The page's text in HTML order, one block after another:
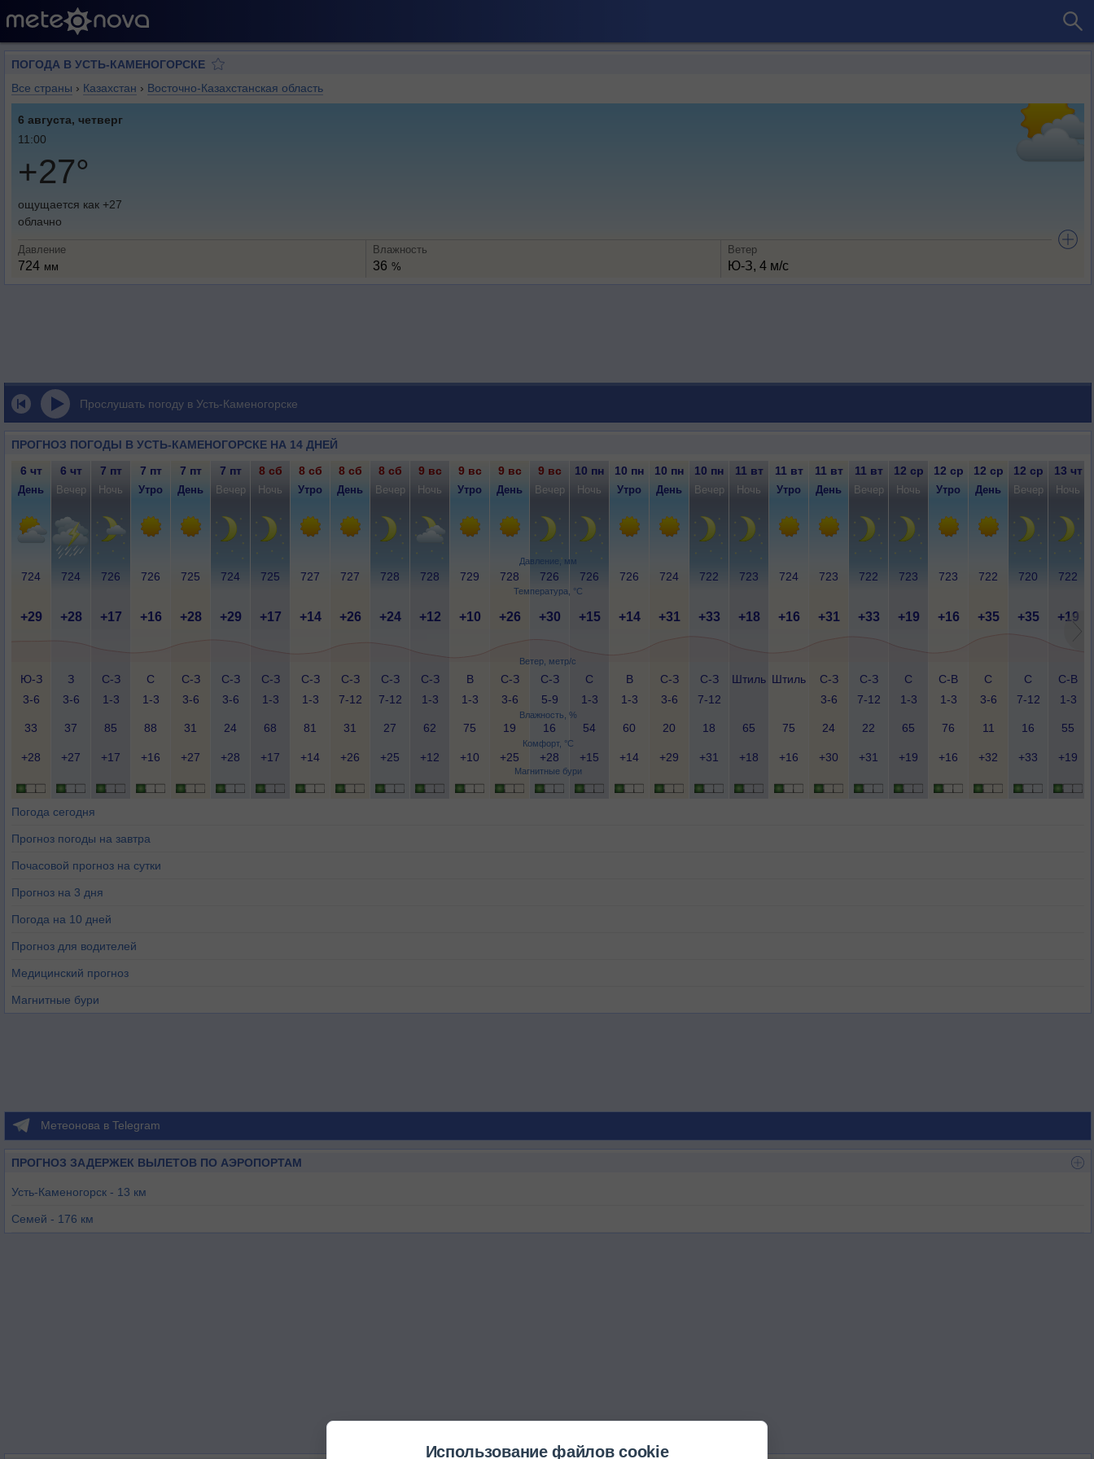
ПОГОДА В УСТЬ-КАМЕНОГОРСКЕ
Все страны › Казахстан › Восточно-Казахстанская область
6 августа, четверг
11:00
+27°
ощущается как +27
облачно
Давление
724 мм
Влажность
36 %
Ветер
Ю-З, 4 м/с
Прослушать погоду в Усть-Каменогорске
ПРОГНОЗ ПОГОДЫ В УСТЬ-КАМЕНОГОРСКЕ НА 14 ДНЕЙ
Давление, мм
Температура, °C
Ветер, метр/с
Влажность, %
Комфорт, °C
Магнитные бури
6 чт 6 чт 7 пт 7 пт 7 пт 7 пт 8 сб 8 сб 8 сб 8 сб 9 вс 9 вс 9 вс 9 вс 10 пн 10 пн 10 пн 10 пн 11 вт 11 вт 11 вт 11 вт 12 ср 12 ср 12 ср 12 ср 13 чт
День Вечер Ночь Утро День Вечер Ночь Утро День Вечер Ночь Утро День Вечер Ночь Утро День Вечер Ночь Утро День Вечер Ночь Утро День Вечер Ночь
724 724 726 726 725 724 725 727 727 728 728 729 728 726 726 726 724 722 723 724 723 722 723 723 722 720 722
+29 +28 +17 +16 +28 +29 +17 +14 +26 +24 +12 +10 +26 +30 +15 +14 +31 +33 +18 +16 +31 +33 +19 +16 +35 +35 +19
Ю-З
3-6
З
3-6
С-З
1-3
С
1-3
С-З
3-6
С-З
3-6
С-З
1-3
С-З
1-3
С-З
7-12
С-З
7-12
С-З
1-3
В
1-3
С-З
3-6
С-З
5-9
С
1-3
В
1-3
С-З
3-6
С-З
7-12
Штиль Штиль
С-З
3-6
С-З
7-12
С
1-3
С-В
1-3
С
3-6
С
7-12
С-В
1-3
33 37 85 88 31 24 68 81 31 27 62 75 19 16 54 60 20 18 65 75 24 22 65 76 11 16 55
+28 +27 +17 +16 +27 +28 +17 +14 +26 +25 +12 +10 +25 +28 +15 +14 +29 +31 +18 +16 +30 +31 +19 +16 +32 +33 +19
Погода сегодня
Прогноз погоды на завтра
Почасовой прогноз на сутки
Прогноз на 3 дня
Погода на 10 дней
Прогноз для водителей
Медицинский прогноз
Магнитные бури
Метеонова в Telegram
ПРОГНОЗ ЗАДЕРЖЕК ВЫЛЕТОВ ПО АЭРОПОРТАМ
Усть-Каменогорск - 13 км
Семей - 176 км
Использование файлов cookie